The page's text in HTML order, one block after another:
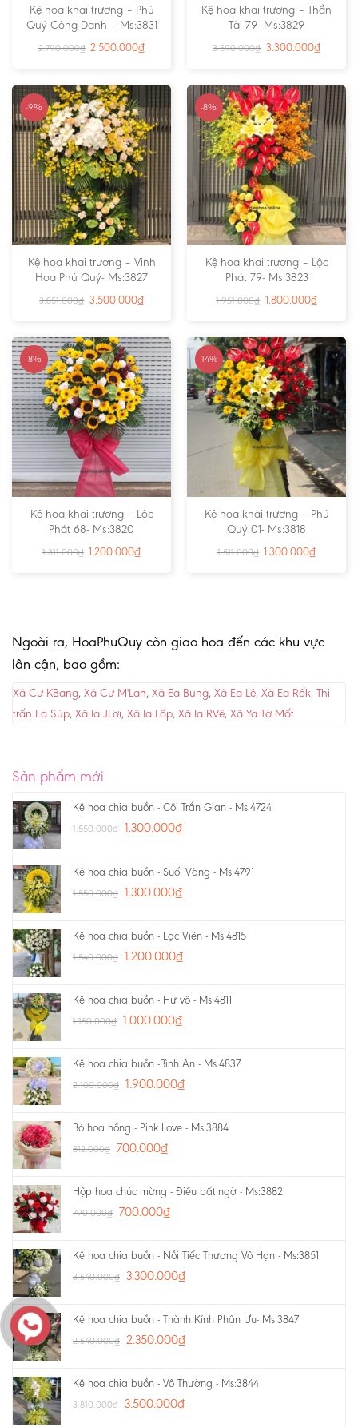
Kệ hoa khai trương – Phú
Quý Công Danh – Ms:3831
2.790.000₫ 2.500.000₫
Kệ hoa khai trương – Thần
Tài 79- Ms:3829
3.590.000₫ 3.300.000₫
-9%
Kệ hoa khai trương – Vinh
Hoa Phú Quý- Ms:3827
3.851.000₫ 3.500.000₫
-8%
Kệ hoa khai trương – Lộc
Phát 79- Ms:3823
1.951.000₫ 1.800.000₫
-8%
Kệ hoa khai trương – Lộc
Phát 68- Ms:3820
1.311.000₫ 1.200.000₫
-14%
Kệ hoa khai trương – Phú
Quý 01- Ms:3818
1.511.000₫ 1.300.000₫
Ngoài ra, HoaPhuQuy còn giao hoa đến các khu vực
lân cận, bao gồm:
Xã Cư KBang, Xã Cư M'Lan, Xã Ea Bung, Xã Ea Lê, Xã Ea Rốk, Thị
trấn Ea Súp, Xã Ia JLơi, Xã Ia Lốp, Xã Ia RVê, Xã Ya Tờ Mốt
Sản phẩm mới
Kệ hoa chia buồn - Cõi Trần Gian - Ms:4724
1.550.000₫ 1.300.000₫
Kệ hoa chia buồn - Suối Vàng - Ms:4791
1.550.000₫ 1.300.000₫
Kệ hoa chia buồn - Lạc Viên - Ms:4815
1.540.000₫ 1.200.000₫
Kệ hoa chia buồn - Hư vô - Ms:4811
1.150.000₫ 1.000.000₫
Kệ hoa chia buồn -Bình An - Ms:4837
2.100.000₫ 1.900.000₫
Bó hoa hồng - Pink Love - Ms:3884
812.000₫ 700.000₫
Hộp hoa chúc mừng - Điều bất ngờ - Ms:3882
790.000₫ 700.000₫
Kệ hoa chia buồn - Nỗi Tiếc Thương Vô Hạn - Ms:3851
3.540.000₫ 3.300.000₫
Kệ hoa chia buồn - Thành Kính Phân Ưu- Ms:3847
2.540.000₫ 2.350.000₫
Kệ hoa chia buồn - Vô Thường - Ms:3844
3.810.000₫ 3.500.000₫